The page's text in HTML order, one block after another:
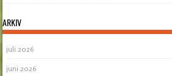
ARKIV
juli 2026
juni 2026